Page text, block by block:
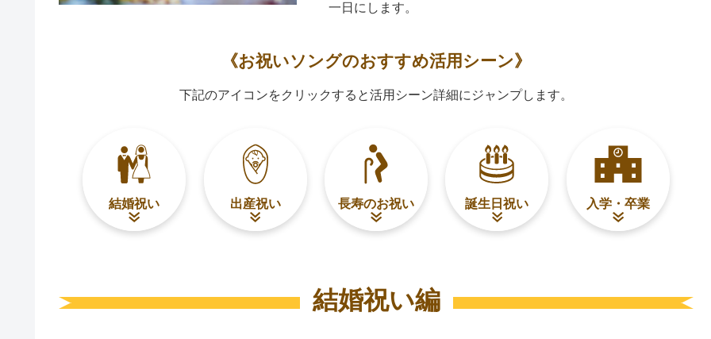
一日にします。
《お祝いソングのおすすめ活用シーン》
下記のアイコンをクリックすると活用シーン詳細にジャンプします。
結婚祝い 出産祝い 長寿のお祝い 誕生日祝い 入学・卒業
結婚祝い編